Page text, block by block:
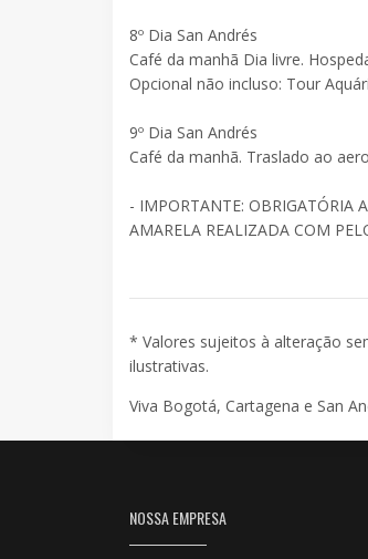
8º Dia San Andrés
Café da manhã Dia livre.
Opcional não incluso: Tour
9º Dia San Andrés
Café da manhã. Traslado ao
- IMPORTANTE: OBRIGATÓRIA
AMARELA REALIZADA COM
* Valores sujeitos à alteração
ilustrativas.
Viva Bogotá, Cartagena e San
NOSSA EMPRESA